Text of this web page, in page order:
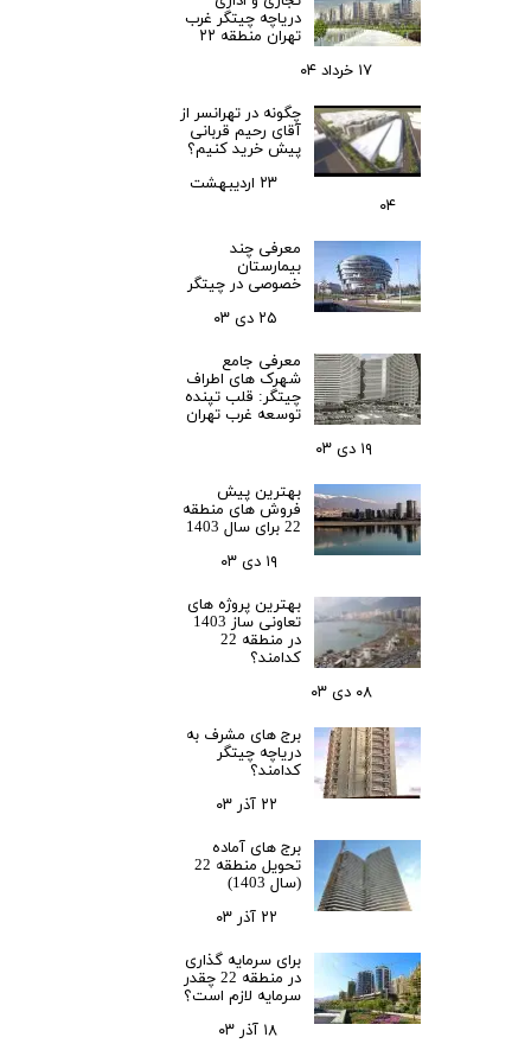
دریاچه چیتگر غرب
تهران منطقه ۲۲
۱۷ خرداد ۰۴
چگونه در تهرانسر از
آقای رحیم قربانی
پیش خرید کنیم؟
۲۳ اردیبهشت
۰۴
معرفی چند
بیمارستان
خصوصی در چیتگر
۲۵ دی ۰۳
معرفی جامع
شهرک‌ های اطراف
چیتگر: قلب تپنده
توسعه غرب تهران
۱۹ دی ۰۳
بهترین پیش
فروش های منطقه
22 برای سال 1403
۱۹ دی ۰۳
بهترین پروژه های
تعاونی ساز 1403
در منطقه 22
کدامند؟
۰۸ دی ۰۳
برج های مشرف به
دریاچه چیتگر
کدامند؟
۲۲ آذر ۰۳
برج های آماده
تحویل منطقه 22
(سال 1403)
۲۲ آذر ۰۳
برای سرمایه‌ گذاری
در منطقه 22 چقدر
سرمایه لازم است؟
۱۸ آذر ۰۳